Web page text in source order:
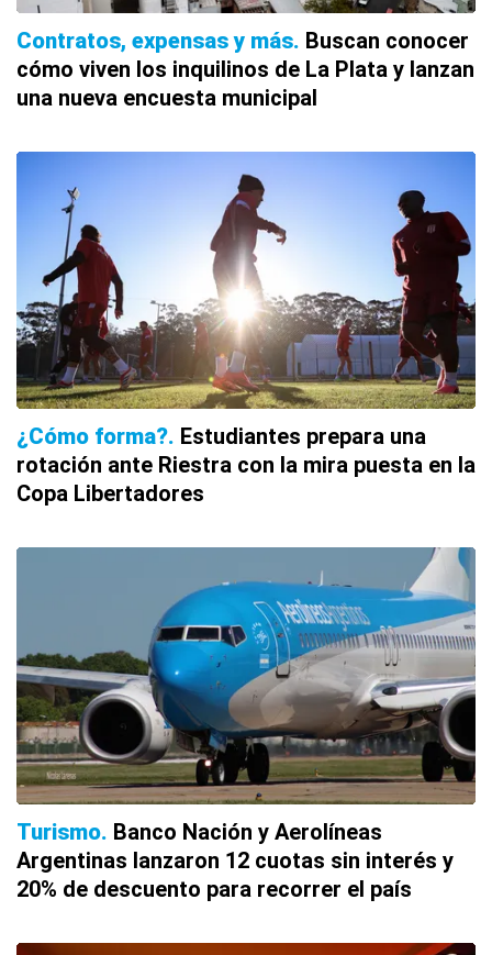
Contratos, expensas y más Buscan conocer
cómo viven los inquilinos de La Plata y lanzan
una nueva encuesta municipal
¿Cómo forma? Estudiantes prepara una
rotación ante Riestra con la mira puesta en la
Copa Libertadores
Turismo Banco Nación y Aerolíneas
Argentinas lanzaron 12 cuotas sin interés y
20% de descuento para recorrer el país